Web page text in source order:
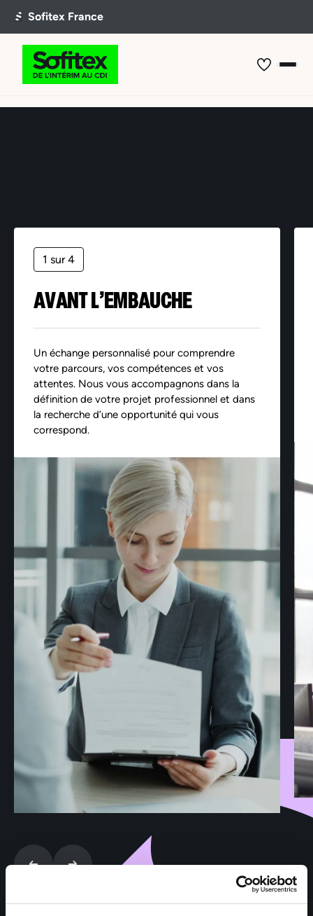
1 sur 4
AVANT L’EMBAUCHE
Un échange personnalisé pour comprendre
votre parcours, vos compétences et vos
attentes. Nous vous accompagnons dans la
définition de votre projet professionnel et dans
la recherche d’une opportunité qui vous
correspond.